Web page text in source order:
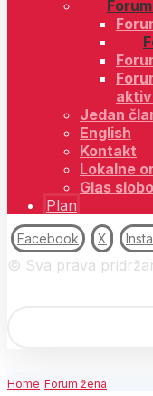
Jedan
English
Kontakt
Lokalne
Glas
Plan
Facebook X
© Sva prava
Home Forum žena